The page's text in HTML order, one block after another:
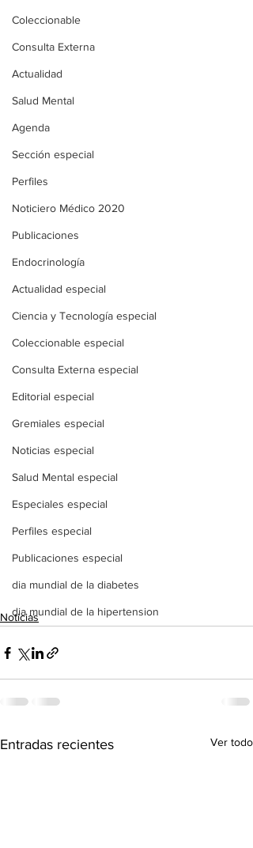
Coleccionable
Consulta Externa
Actualidad
Salud Mental
Agenda
Sección especial
Perfiles
Noticiero Médico 2020
Publicaciones
Endocrinología
Actualidad especial
Ciencia y Tecnología especial
Coleccionable especial
Consulta Externa especial
Editorial especial
Gremiales especial
Noticias especial
Salud Mental especial
Especiales especial
Perfiles especial
Publicaciones especial
dia mundial de la diabetes
dia mundial de la hipertension
Noticias
Entradas recientes Ver todo